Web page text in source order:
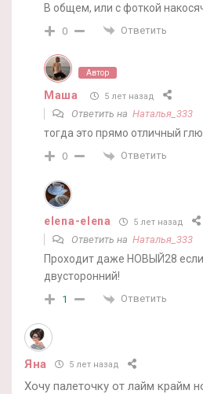
В общем, или с фоткой
0 Ответить
Автор
Маша 5 лет назад
Ответить на Наталья_333
тогда это прямо отличный
0 Ответить
elena-elena 5 лет назад
Ответить на Наталья_333
Проходит даже НОВЫЙ28
двусторонний!
1 Ответить
Яна 5 лет назад
Хочу палеточку от лайм крайм